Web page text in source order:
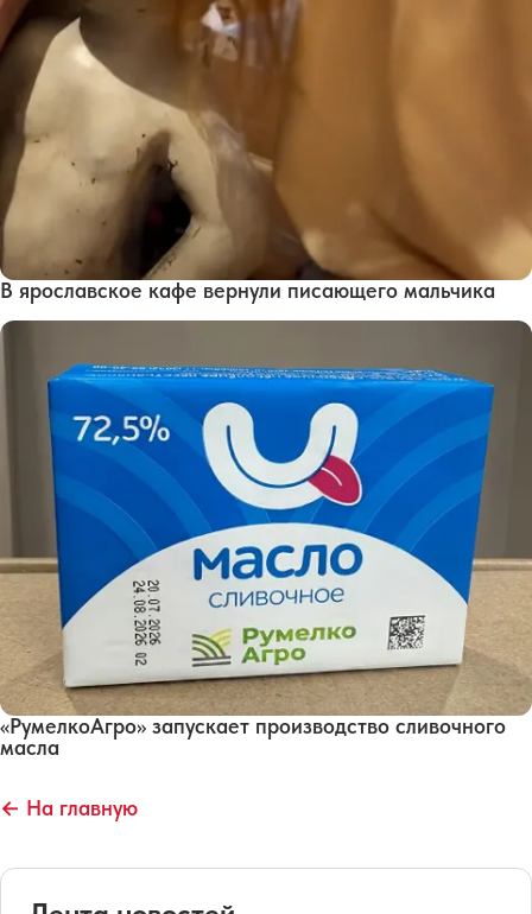
В ярославское кафе вернули писающего мальчика
«РумелкоАгро» запускает производство сливочного
масла
← На главную